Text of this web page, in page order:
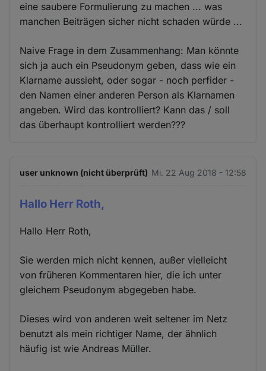
eine saubere Formulierung zu machen ... was
manchen Beiträgen sicher nicht schaden würde ...
Naive Frage in dem Zusammenhang: Man könnte
sich ja auch ein Pseudonym geben, dass wie ein
Klarname aussieht, oder sogar - noch perfider -
den Namen einer anderen Person als Klarnamen
angeben. Wird das kontrolliert? Kann das / soll
das überhaupt kontrolliert werden???
user unknown (nicht überprüft) Mi. 22 Aug 2018 - 12:58
Hallo Herr Roth,
Hallo Herr Roth,
Sie werden mich nicht kennen, außer vielleicht
von früheren Kommentaren hier, die ich unter
gleichem Pseudonym abgegeben habe.
Dieses wird von anderen weit seltener im Netz
benutzt als mein richtiger Name, der ähnlich
häufig ist wie Andreas Müller.